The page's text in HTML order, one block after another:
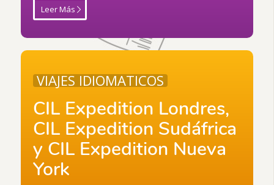
Leer Más
VIAJES IDIOMATICOS
CIL Expedition Londres,
CIL Expedition Sudáfrica
y CIL Expedition Nueva
York